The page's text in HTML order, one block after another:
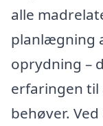
alle
planlægning
oprydning –
erfaringen til
behøver.